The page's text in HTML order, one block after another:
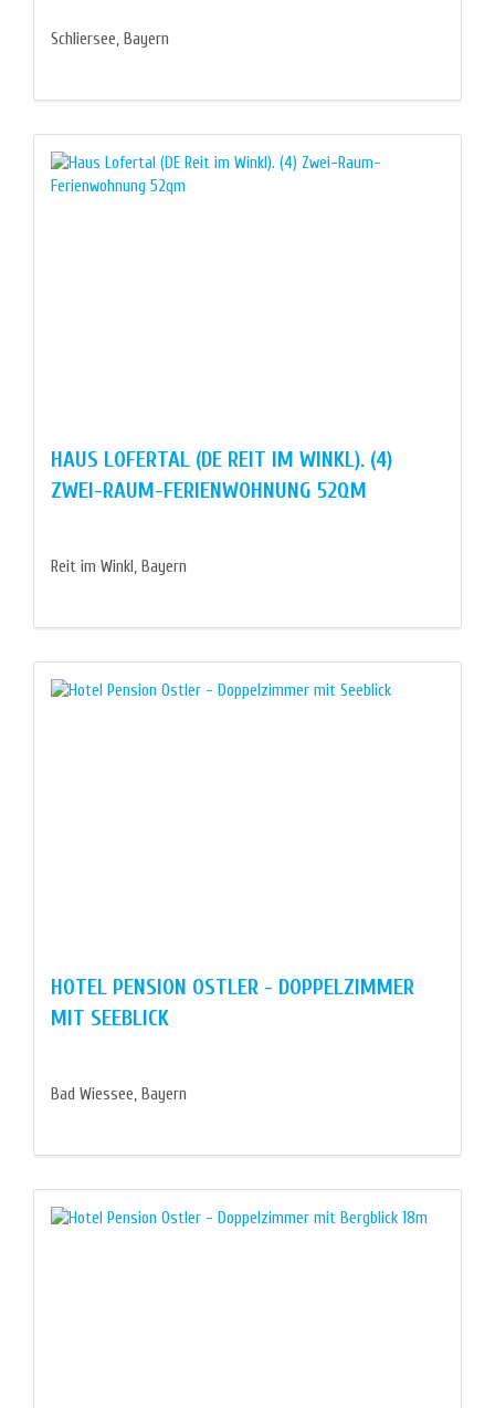
Schliersee, Bayern
HAUS LOFERTAL (DE REIT IM WINKL). (4)
ZWEI-RAUM-FERIENWOHNUNG 52QM
Reit im Winkl, Bayern
HOTEL PENSION OSTLER - DOPPELZIMMER
MIT SEEBLICK
Bad Wiessee, Bayern